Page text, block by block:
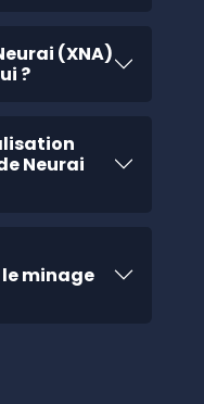
(XNA)
?
Neurai
minage